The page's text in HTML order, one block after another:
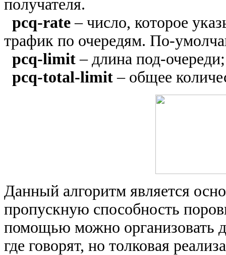
получателя.
pcq-rate – число, которое
трафик по очередям. По-
pcq-limit – длина под-очереди;
pcq-total-limit – общее
Данный алгоритм является
пропускную способность
помощью можно организовать
где говорят, но толковая